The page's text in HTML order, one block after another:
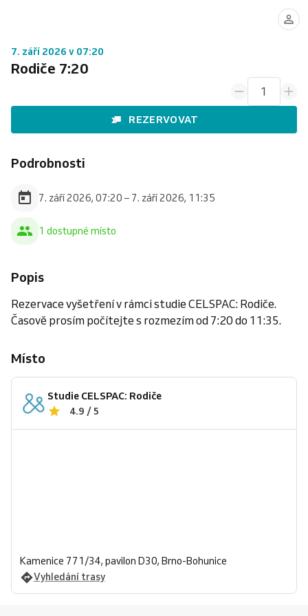
7. září 2026 v 07:20
Rodiče 7:20
1
REZERVOVAT
Podrobnosti
7. září 2026, 07:20 – 7. září 2026, 11:35
1 dostupné místo
Popis
Rezervace vyšetření v rámci studie CELSPAC: Rodiče.
Časově prosím počítejte s rozmezím od 7:20 do 11:35.
Místo
Studie CELSPAC: Rodiče
4.9 / 5
Kamenice 771/34, pavilon D30, Brno-Bohunice
Vyhledání trasy